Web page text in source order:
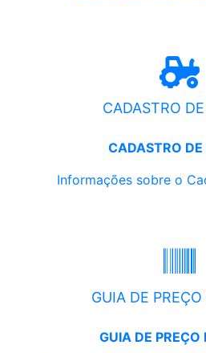
CADASTRO
CADASTRO DE
Informações sobre o
GUIA DE
GUIA DE PREÇO